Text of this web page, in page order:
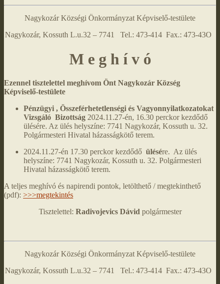
Nagykozár Községi Önkormányzat Képviselő-testülete
Nagykozár, Kossuth L.u.32 – 7741 Tel.: 473-414 Fax.: 473-43O
M e g h í v ó
Ezennel tisztelettel meghívom Önt Nagykozár Község
Képviselő-testülete
Pénzügyi , Összeférhetetlenségi és Vagyonnyilatkozatokat
Vizsgáló Bizottság 2024.11.27-én, 16.30 perckor kezdődő
ülésére. Az ülés helyszíne: 7741 Nagykozár, Kossuth u. 32.
Polgármesteri Hivatal házasságkötő terem.
2024.11.27-én 17.30 perckor kezdődő ülésére. Az ülés
helyszíne: 7741 Nagykozár, Kossuth u. 32. Polgármesteri
Hivatal házasságkötő terem.
A teljes meghívó és napirendi pontok, letölthető / megtekinthető
(pdf): >>>megtekintés
Tisztelettel: Radivojevics Dávid polgármester
Nagykozár Községi Önkormányzat Képviselő-testülete
Nagykozár, Kossuth L.u.32 – 7741 Tel.: 473-414 Fax.: 473-43O